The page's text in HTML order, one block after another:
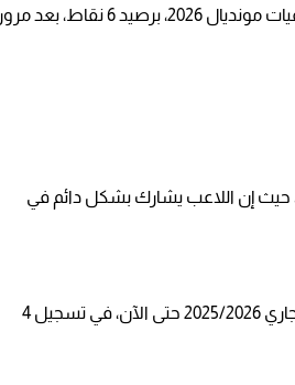
ويحتل المنتخب الفرنسي المركز الأول في جدول ترتيب المجموعة الرابعة، بتصفيات مونديال 2026، برصيد 6 نقاط، بعد مرور
حيث إن اللاعب يشارك بشكل دائم في
ودافع ثيو هيرنانديز عن شعار نادي الهلال في 6 مباريات رسمية، في الموسم الجاري 2025/2026 حتى الآن، في تسجيل 4